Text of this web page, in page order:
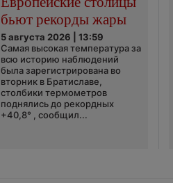
бьют рекорды жары
5 августа 2026 | 13:59
Самая высокая температура за
всю историю наблюдений
была зарегистрирована во
вторник в Братиславе,
столбики термометров
поднялись до рекордных
+40,8° , сообщил...